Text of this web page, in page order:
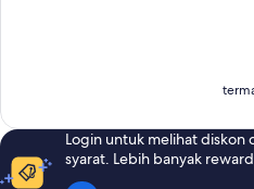
Login untuk melihat diskon
syarat. Lebih banyak